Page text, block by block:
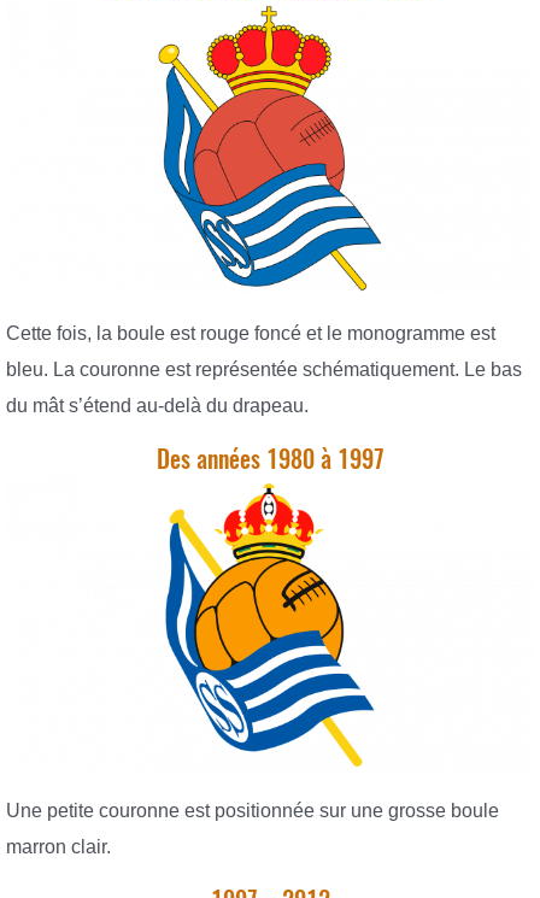
Cette fois, la boule est rouge foncé et le monogramme est
bleu. La couronne est représentée schématiquement. Le bas
du mât s’étend au-delà du drapeau.
Des années 1980 à 1997
Une petite couronne est positionnée sur une grosse boule
marron clair.